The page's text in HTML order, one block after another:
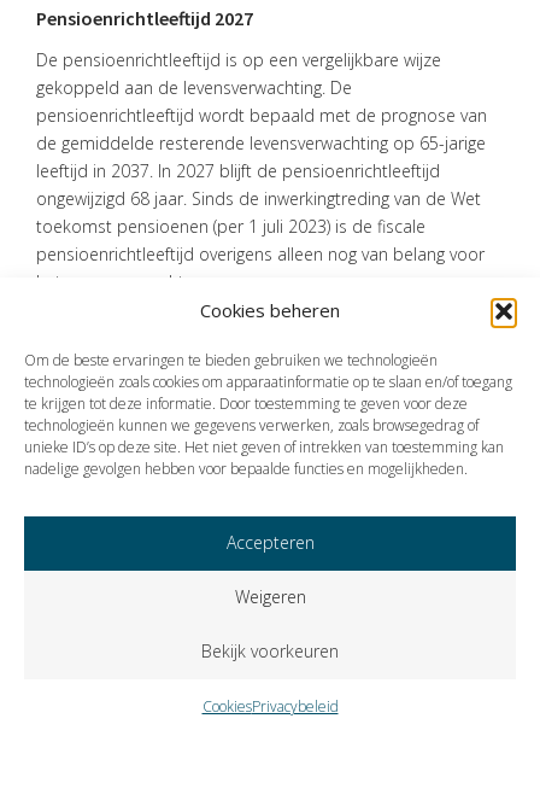
Cookies beheren
Om de beste ervaringen te bieden gebruiken we technologieën
technologieën zoals cookies om apparaatinformatie op te slaan en/of toegang
te krijgen tot deze informatie. Door toestemming te geven voor deze
technologieën kunnen we gegevens verwerken, zoals browsegedrag of
unieke ID’s op deze site. Het niet geven of intrekken van toestemming kan
nadelige gevolgen hebben voor bepaalde functies en mogelijkheden.
Accepteren
Weigeren
Bekijk voorkeuren
CookiesPrivacybeleid
Pensioenrichtleeftijd 2027
De pensioenrichtleeftijd is op een vergelijkbare wijze
gekoppeld aan de levensverwachting. De
pensioenrichtleeftijd wordt bepaald met de prognose van
de gemiddelde resterende levensverwachting op 65-jarige
leeftijd in 2037. In 2027 blijft de pensioenrichtleeftijd
ongewijzigd 68 jaar. Sinds de inwerkingtreding van de Wet
toekomst pensioenen (per 1 juli 2023) is de fiscale
pensioenrichtleeftijd overigens alleen nog van belang voor
het overgangsrecht.
Bron:Ministerie van Sociale Zaken en Werkgelegenheid | besluit | 2025-
Vorige Volgende